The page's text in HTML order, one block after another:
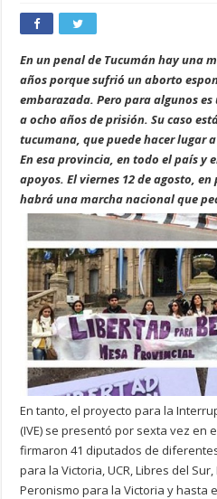
En un penal de Tucumán hay una
años porque sufrió un aborto
embarazada. Pero para algunos
a ocho años de prisión. Su caso
tucumana, que puede hacer lugar
En esa provincia, en todo el país y
apoyos. El viernes 12 de agosto,
habrá una marcha nacional que
En tanto, el proyecto para la
(IVE) se presentó por sexta vez en
firmaron 41 diputados de
para la Victoria, UCR, Libres del Sur,
Peronismo para la Victoria y hasta